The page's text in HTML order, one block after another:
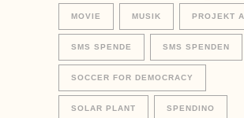
MOVIE MUSIK PROJEKT
SMS SPENDE SMS SPENDEN
SOCCER FOR DEMOCRACY
SOLAR PLANT SPENDINO